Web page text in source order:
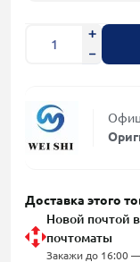
Доставка этого
Новой почтой
почтоматы
Закажи до 16:00